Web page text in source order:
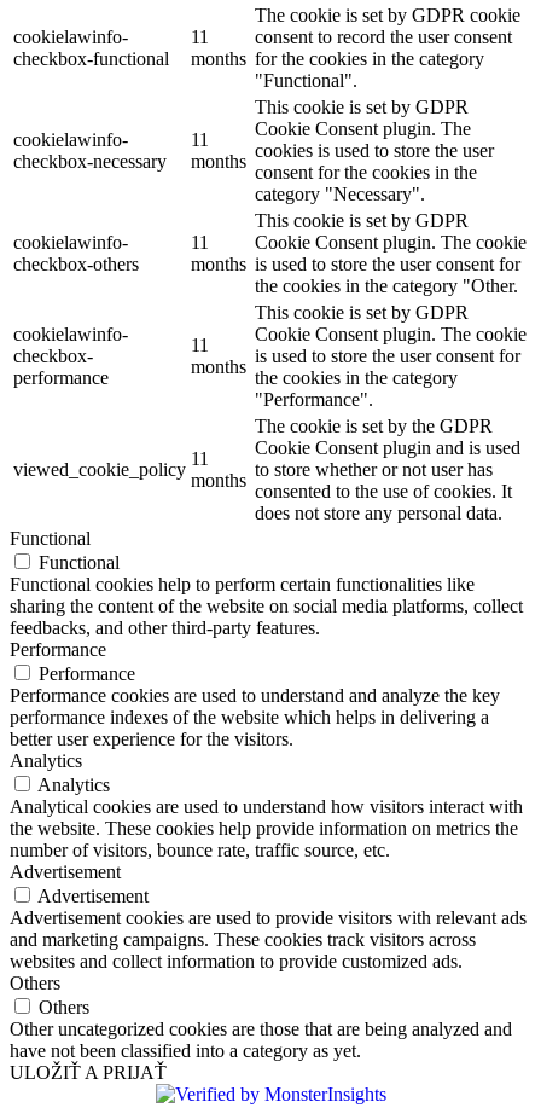
cookielawinfo-
checkbox-functional
11
months
The cookie is set by GDPR cookie
consent to record the user consent
for the cookies in the category
"Functional".
cookielawinfo-
checkbox-necessary
11
months
This cookie is set by GDPR
Cookie Consent plugin. The
cookies is used to store the user
consent for the cookies in the
category "Necessary".
cookielawinfo-
checkbox-others
11
months
This cookie is set by GDPR
Cookie Consent plugin. The cookie
is used to store the user consent for
the cookies in the category "Other.
cookielawinfo-
checkbox-
performance
11
months
This cookie is set by GDPR
Cookie Consent plugin. The cookie
is used to store the user consent for
the cookies in the category
"Performance".
viewed_cookie_policy
11
months
The cookie is set by the GDPR
Cookie Consent plugin and is used
to store whether or not user has
consented to the use of cookies. It
does not store any personal data.
Functional
Functional
Functional cookies help to perform certain functionalities like
sharing the content of the website on social media platforms, collect
feedbacks, and other third-party features.
Performance
Performance
Performance cookies are used to understand and analyze the key
performance indexes of the website which helps in delivering a
better user experience for the visitors.
Analytics
Analytics
Analytical cookies are used to understand how visitors interact with
the website. These cookies help provide information on metrics the
number of visitors, bounce rate, traffic source, etc.
Advertisement
Advertisement
Advertisement cookies are used to provide visitors with relevant ads
and marketing campaigns. These cookies track visitors across
websites and collect information to provide customized ads.
Others
Others
Other uncategorized cookies are those that are being analyzed and
have not been classified into a category as yet.
ULOŽIŤ A PRIJAŤ